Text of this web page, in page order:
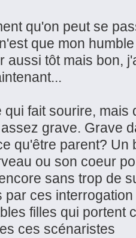
qu'on peut se
que mon
aussi tôt mais bon,
qui fait sourire, mais
grave. Grave
qu'être parent? Un
ou son coeur
sans trop de
ces
filles qui portent
ces scénaristes